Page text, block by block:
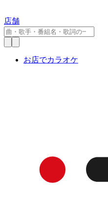
店舗
お店でカラオケ